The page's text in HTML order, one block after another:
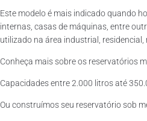
Este modelo é mais indicado quando
internas, casas de máquinas, entre
utilizado na área industrial, residencial,
Conheça mais sobre os reservatórios
Capacidades entre 2.000 litros até
Ou construímos seu reservatório sob